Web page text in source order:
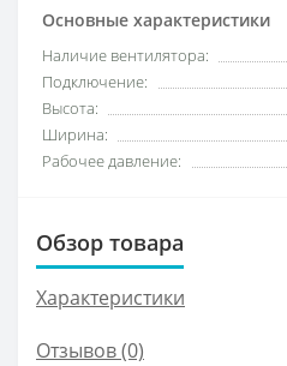
Основные характеристики
Наличие вентилятора:
Подключение:
Высота:
Ширина:
Рабочее давление:
Обзор товара
Характеристики
Отзывов (0)